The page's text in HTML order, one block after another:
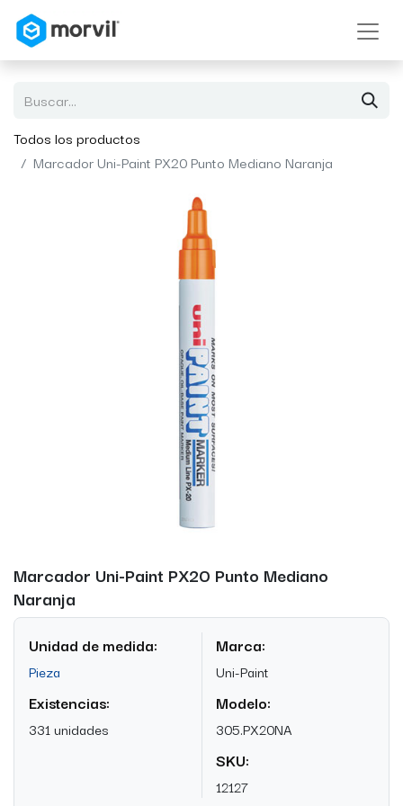
Todos los productos
Marcador Uni-Paint PX20 Punto Mediano Naranja
Marcador Uni-Paint PX20 Punto Mediano
Naranja
Unidad de medida:
Pieza
Existencias:
331 unidades
Marca:
Uni-Paint
Modelo:
305.PX20NA
SKU:
12127